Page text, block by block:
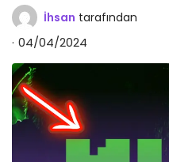
İhsan tarafından
04/04/2024